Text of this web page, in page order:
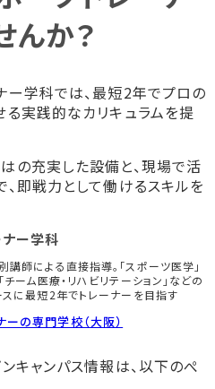
んか？
ー学科では、最短2年でプロの
実践的なカリキュラムを提
の充実した設備と、現場で活
即戦力として働けるスキルを
ー学科
師による直接指導。「スポーツ医学」
チーム医療・リハビリテーション」などの
スに最短2年でトレーナーを目指す
ーの専門学校（大阪）
キャンパス情報は、以下のぺ